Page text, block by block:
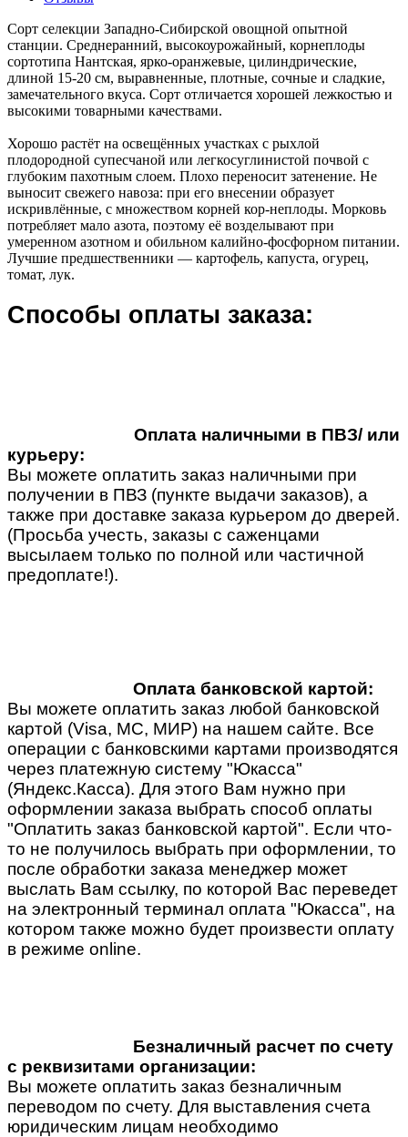
Сорт селекции Западно-Сибирской овощной опытной
станции. Среднеранний, высокоурожайный, корнеплоды
сортотипа Нантская, ярко-оранжевые, цилиндрические,
длиной 15-20 см, выравненные, плотные, сочные и сладкие,
замечательного вкуса. Сорт отличается хорошей лежкостью и
высокими товарными качествами.
Хорошо растёт на освещённых участках с рыхлой
плодородной супесчаной или легкосуглинистой почвой с
глубоким пахотным слоем. Плохо переносит затенение. Не
выносит свежего навоза: при его внесении образует
искривлённые, с множеством корней кор-неплоды. Морковь
потребляет мало азота, поэтому её возделывают при
умеренном азотном и обильном калийно-фосфорном питании.
Лучшие предшественники — картофель, капуста, огурец,
томат, лук.
Способы оплаты заказа:
Оплата наличными в ПВЗ/ или
курьеру:
Вы можете оплатить заказ наличными при
получении в ПВЗ (пункте выдачи заказов), а
также при доставке заказа курьером до дверей.
(Просьба учесть, заказы с саженцами
высылаем только по полной или частичной
предоплате!).
Оплата банковской картой:
Вы можете оплатить заказ любой банковской
картой (Visa, MC, МИР) на нашем сайте. Все
операции с банковскими картами производятся
через платежную систему "Юкасса"
(Яндекс.Касса). Для этого Вам нужно при
оформлении заказа выбрать способ оплаты
"Оплатить заказ банковской картой". Если что-
то не получилось выбрать при оформлении, то
после обработки заказа менеджер может
выслать Вам ссылку, по которой Вас переведет
на электронный терминал оплата "Юкасса", на
котором также можно будет произвести оплату
в режиме online.
Безналичный расчет по счету
с реквизитами организации:
Вы можете оплатить заказ безналичным
переводом по счету. Для выставления счета
юридическим лицам необходимо